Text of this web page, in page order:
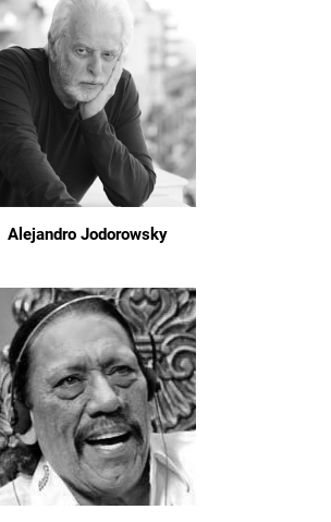
Alejandro Jodorowsky